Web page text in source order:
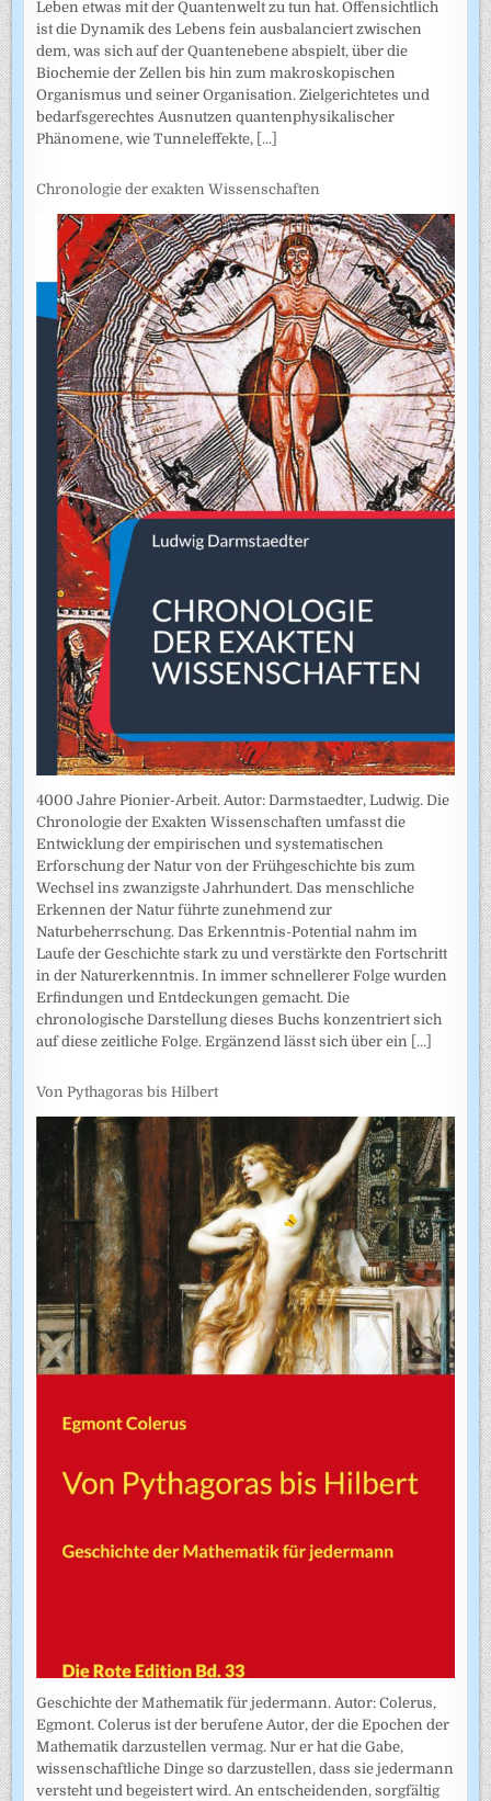
Leben etwas mit der Quantenwelt zu tun hat. Offensichtlich
ist die Dynamik des Lebens fein ausbalanciert zwischen
dem, was sich auf der Quantenebene abspielt, über die
Biochemie der Zellen bis hin zum makroskopischen
Organismus und seiner Organisation. Zielgerichtetes und
bedarfsgerechtes Ausnutzen quantenphysikalischer
Phänomene, wie Tunneleffekte, [...]
Chronologie der exakten Wissenschaften
4000 Jahre Pionier-Arbeit. Autor: Darmstaedter, Ludwig. Die
Chronologie der Exakten Wissenschaften umfasst die
Entwicklung der empirischen und systematischen
Erforschung der Natur von der Frühgeschichte bis zum
Wechsel ins zwanzigste Jahrhundert. Das menschliche
Erkennen der Natur führte zunehmend zur
Naturbeherrschung. Das Erkenntnis-Potential nahm im
Laufe der Geschichte stark zu und verstärkte den Fortschritt
in der Naturerkenntnis. In immer schnellerer Folge wurden
Erfindungen und Entdeckungen gemacht. Die
chronologische Darstellung dieses Buchs konzentriert sich
auf diese zeitliche Folge. Ergänzend lässt sich über ein [...]
Von Pythagoras bis Hilbert
Geschichte der Mathematik für jedermann. Autor: Colerus,
Egmont. Colerus ist der berufene Autor, der die Epochen der
Mathematik darzustellen vermag. Nur er hat die Gabe,
wissenschaftliche Dinge so darzustellen, dass sie jedermann
versteht und begeistert wird. An entscheidenden, sorgfältig